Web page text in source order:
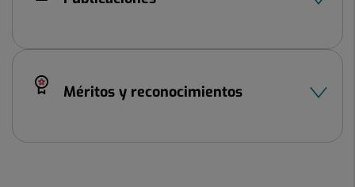
Méritos y reconocimientos